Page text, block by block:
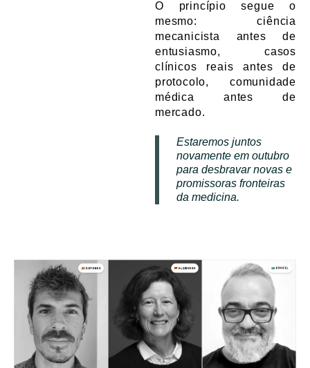
O princípio segue o
mesmo: ciência
mecanicista antes de
entusiasmo, casos
clínicos reais antes de
protocolo, comunidade
médica antes de
mercado.
Estaremos juntos
novamente em outubro
para desbravar novas e
promissoras fronteiras
da medicina.